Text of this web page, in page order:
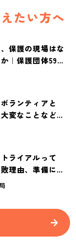
たい方へ
保護の現場はな
｜保護団体59団
犬・保護猫白書
ランティアと
変なことなど紹
ライアルって
理由、準備に必